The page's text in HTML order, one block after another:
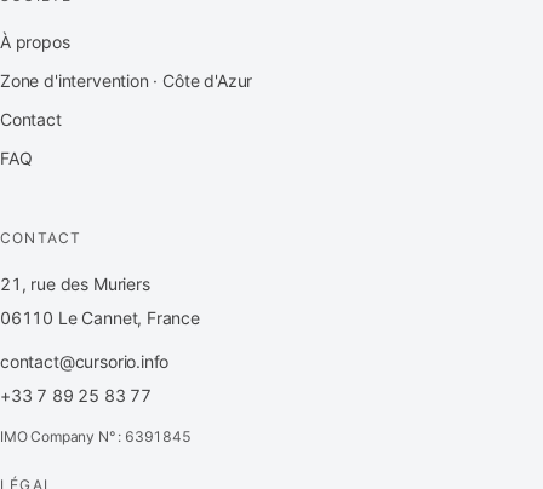
À propos
Zone d'intervention · Côte d'Azur
Contact
FAQ
CONTACT
21, rue des Muriers
06110 Le Cannet, France
contact@cursorio.info
+33 7 89 25 83 77
IMO Company N° : 6391845
LÉGAL